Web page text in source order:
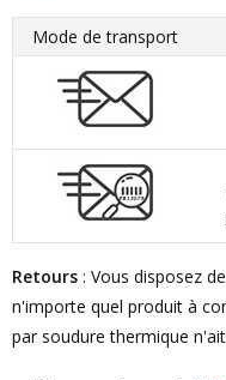
Mode de transport
Retours : Vous disposez
n'importe quel produit à
par soudure thermique